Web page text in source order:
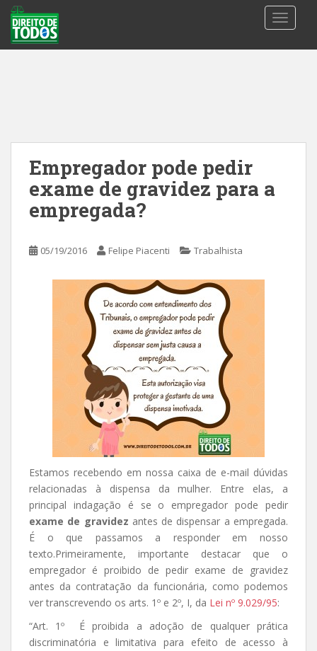
Empregador pode pedir
exame de gravidez para a
empregada?
05/19/2016 Felipe Piacenti Trabalhista
Estamos recebendo em nossa caixa de e-mail dúvidas
relacionadas à dispensa da mulher. Entre elas, a
principal indagação é se o empregador pode pedir
exame de gravidez antes de dispensar a empregada.
É o que passamos a responder em nosso
texto.Primeiramente, importante destacar que o
empregador é proibido de pedir exame de gravidez
antes da contratação da funcionária, como podemos
ver transcrevendo os arts. 1º e 2º, I, da Lei nº 9.029/95:
“Art. 1º É proibida a adoção de qualquer prática
discriminatória e limitativa para efeito de acesso à